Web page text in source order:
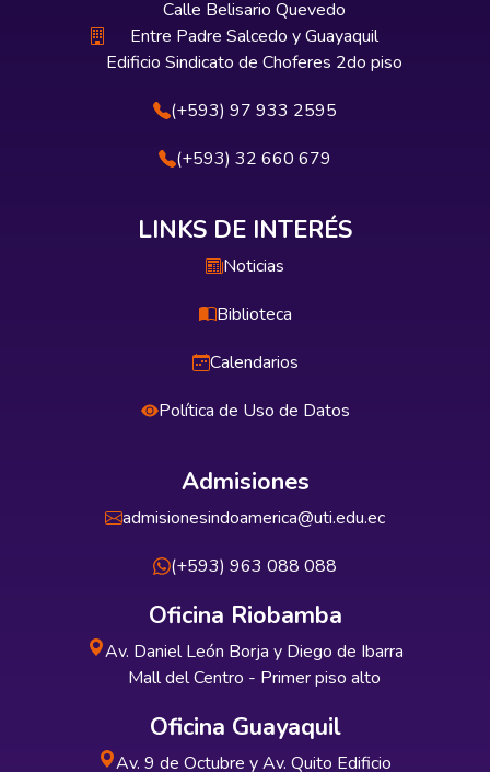
Calle Belisario Quevedo
Entre Padre Salcedo y Guayaquil
Edificio Sindicato de Choferes 2do piso
(+593) 97 933 2595
(+593) 32 660 679
LINKS DE INTERÉS
Noticias
Biblioteca
Calendarios
Política de Uso de Datos
Admisiones
admisionesindoamerica@uti.edu.ec
(+593) 963 088 088
Oficina Riobamba
Av. Daniel León Borja y Diego de Ibarra
Mall del Centro - Primer piso alto
Oficina Guayaquil
Av. 9 de Octubre y Av. Quito Edificio